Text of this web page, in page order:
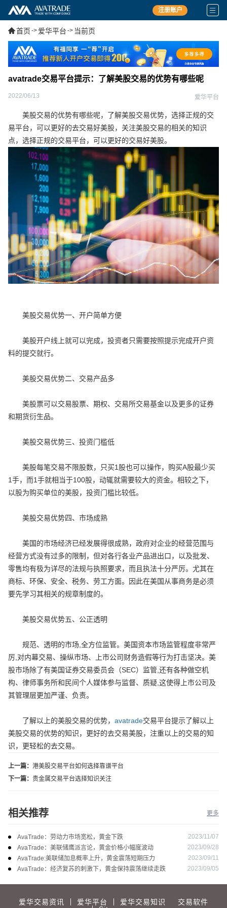
注册账户
首页 -> 爱华平台 -> 当前页
avatrade交易平台提示：了解美股交易的优势有哪些呢
2022/06/13 爱华平台
美股交易的优势有哪些呢，了解美股交易优势，选择正规的交
易平台，可以更好的去交易好美股，关注美股交易的相关的知识
点，选择正规的交易平台，可以更好的交易好美股。
美股交易优势一、开户简单方便
美股开户线上就可以完成，投资者只需要按照提示完成开户资
料的提交就行。
美股交易优势二、交易产品多
美股票可以交易股票、期权、交易所交易基金以及更多的证券
和期货衍生品。
美股交易优势三、投资门槛低
美股每笔交易不限股数，只买1股也可以操作，购买A股最少买
1手，而1手就相当于100股，动辄就需要较大的资金。相较之下，
以股为购买单位的美股，投资门槛比较低。
美股交易优势四、市场成熟
美国的市场经济已经发展得很成熟，政府对企业的经营范围与
经营方式没有过多的限制，但对各行各业产品进出口，以及批发、
零售均有极为详尽的法规与执照要求，而且执法十分严厉。尤其在
商标、环保、安全、税务、劳工方面。因此在美国从事商务是必须
要先学习其相关的规章制度的。
美股交易优势五、公正透明
规范、透明的市场,全方位监管。美国资本市场监管程度非常严
厉,对内幕交易、操纵市场、上市公司财务造假等行为打击坚决。美
股市场除了有美国证券交易委员会（SEC）监管,还有各种做空机
构、律师事务所和民间个人媒体参与监督、质疑,这使得上市公司及
其管理层更加严谨、负责。
了解以上的美股交易的优势， avatrade交易平台提示了解以上
美股交易的优势的知识，更好的去交易美股，注重以上的交易的知
识，更轻松的去交易。
上一篇： 港美股交易平台如何选择靠谱平台
下一篇： 贵金属交易平台选择知识关注
相关推荐 更多
AvaTrade：劳动力市场宽松，黄金下跌
2023/11/07
AvaTrade：美联储鹰派言论，黄金价格小幅度波动
2023/09/28
AvaTrade:美联储加息概率上升，黄金震荡短期压力
2023/09/11
AvaTrade：经济复苏的刺激下，黄金保持震荡继续走跌
2023/09/05
爱华交易资讯 爱华平台 爱华交易知识
交易软件